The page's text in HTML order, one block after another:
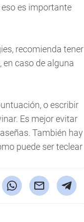
es importante
recomienda tener
caso de alguna
o escribir
Es mejor evitar
También hay
puede ser teclear